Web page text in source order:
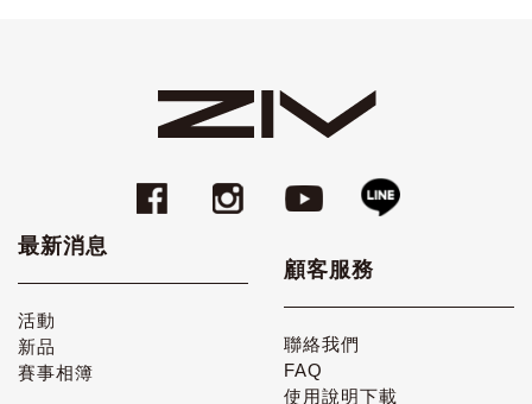
最新消息
活動
新品
賽事相簿
顧客服務
聯絡我們
FAQ
使用說明下載